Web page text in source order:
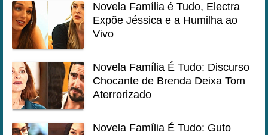
Novela Família é Tudo, Electra
Expõe Jéssica e a Humilha ao
Vivo
Novela Família É Tudo: Discurso
Chocante de Brenda Deixa Tom
Aterrorizado
Novela Família É Tudo: Guto